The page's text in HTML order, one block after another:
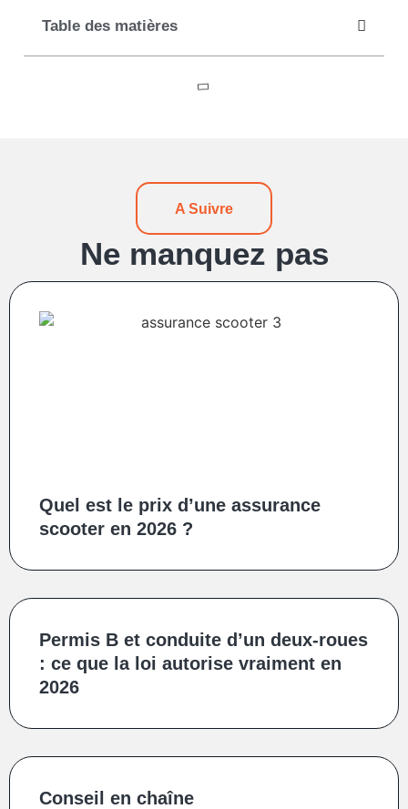
Table des matières
A Suivre
Ne manquez pas
Quel est le prix d’une assurance
scooter en 2026 ?
Permis B et conduite d’un deux‑roues
: ce que la loi autorise vraiment en
2026
Conseil en chaîne